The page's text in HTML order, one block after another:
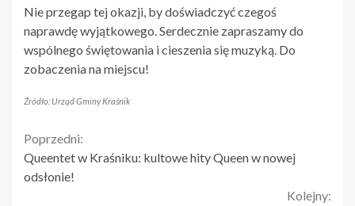
Nie przegap tej okazji, by doświadczyć czegoś
naprawdę wyjątkowego. Serdecznie zapraszamy do
wspólnego świętowania i cieszenia się muzyką. Do
zobaczenia na miejscu!
Źródło: Urząd Gminy Kraśnik
Continue
Reading
Poprzedni:
Queentet w Kraśniku: kultowe hity Queen w nowej
odsłonie!
Kolejny: